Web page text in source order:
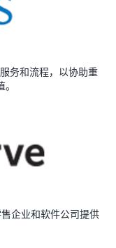
务和流程，以协助重
企业和软件公司提供